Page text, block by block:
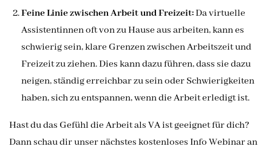
Feine Linie zwischen Arbeit und Freizeit:Da virtuelle
Assistentinnen oft von zu Hause aus arbeiten, kann es
schwierig sein, klare Grenzen zwischen Arbeitszeit und
Freizeit zu ziehen. Dies kann dazu führen, dass sie dazu
neigen, ständig erreichbar zu sein oder Schwierigkeiten
haben, sich zu entspannen, wenn die Arbeit erledigt ist.
Hast du das Gefühl die Arbeit als VA ist geeignet für dich?
Dann schau dir unser nächstes kostenloses Info Webinar an